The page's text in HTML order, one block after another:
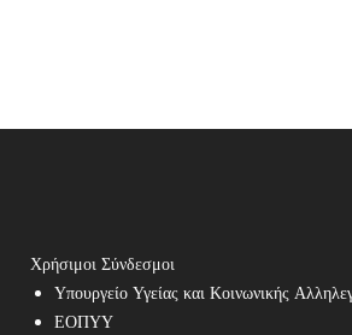
Χρήσιμοι Σύνδεσμοι
Υπουργείο Υγείας και Κοινωνικής
ΕΟΠΥΥ